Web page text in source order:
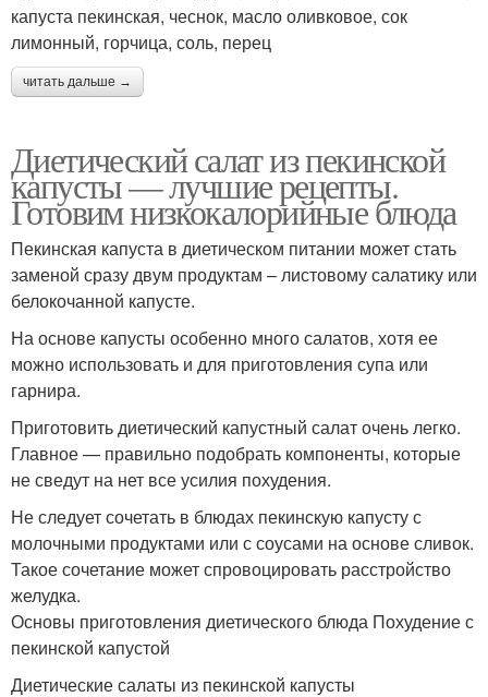
капуста пекинская, чеснок, масло оливковое, сок
лимонный, горчица, соль, перец
читать дальше →
Диетический салат из пекинской
капусты — лучшие рецепты.
Готовим низкокалорийные блюда
Пекинская капуста в диетическом питании может стать
заменой сразу двум продуктам – листовому салатику или
белокочанной капусте.
На основе капусты особенно много салатов, хотя ее
можно использовать и для приготовления супа или
гарнира.
Приготовить диетический капустный салат очень легко.
Главное — правильно подобрать компоненты, которые
не сведут на нет все усилия похудения.
Не следует сочетать в блюдах пекинскую капусту с
молочными продуктами или с соусами на основе сливок.
Такое сочетание может спровоцировать расстройство
желудка.
Основы приготовления диетического блюда Похудение с
пекинской капустой
Диетические салаты из пекинской капусты